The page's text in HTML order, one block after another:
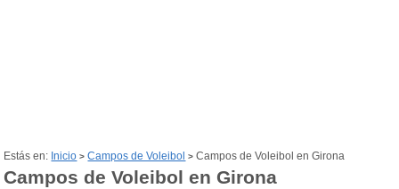
Estás en: Inicio >Campos de Voleibol >Campos de Voleibol en Girona
Campos de Voleibol en Girona